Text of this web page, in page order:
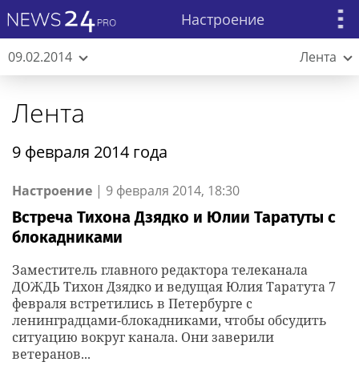
Настроение
09.02.2014 Лента
Лента
9 февраля 2014 года
Настроение | 9 февраля 2014, 18:30
Встреча Тихона Дзядко и Юлии Таратуты с
блокадниками
Заместитель главного редактора телеканала
ДОЖДЬ Тихон Дзядко и ведущая Юлия Таратута 7
февраля встретились в Петербурге с
ленинградцами-блокадниками, чтобы обсудить
ситуацию вокруг канала. Они заверили
ветеранов...